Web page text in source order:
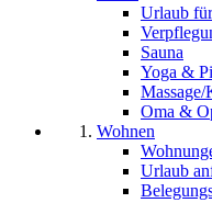
Urlaub
Sauna
Yoga &
Oma &
Wohnen
Urlaub